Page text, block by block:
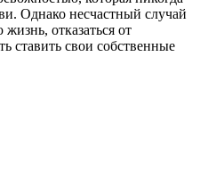
Однако несчастный случай
жизнь, отказаться от
ставить свои собственные